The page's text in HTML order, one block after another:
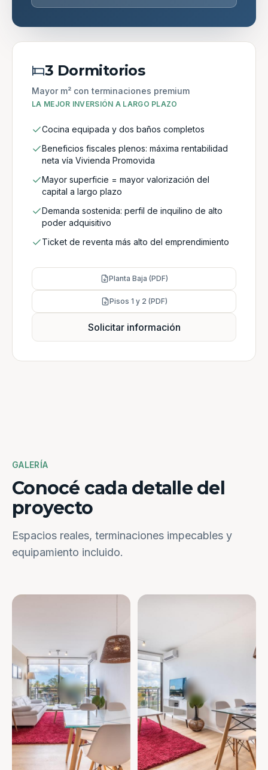
3 Dormitorios
Mayor m² con terminaciones premium
LA MEJOR INVERSIÓN A LARGO PLAZO
Cocina equipada y dos baños completos
Beneficios fiscales plenos: máxima rentabilidad
neta vía Vivienda Promovida
Mayor superficie = mayor valorización del
capital a largo plazo
Demanda sostenida: perfil de inquilino de alto
poder adquisitivo
Ticket de reventa más alto del emprendimiento
Planta Baja (PDF)
Pisos 1 y 2 (PDF)
Solicitar información
GALERÍA
Conocé cada detalle del
proyecto
Espacios reales, terminaciones impecables y
equipamiento incluido.